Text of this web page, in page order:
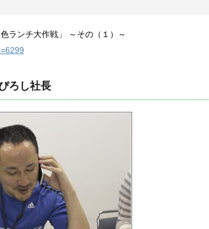
ランチ大作戦」 ～その（１）～
ろし社長